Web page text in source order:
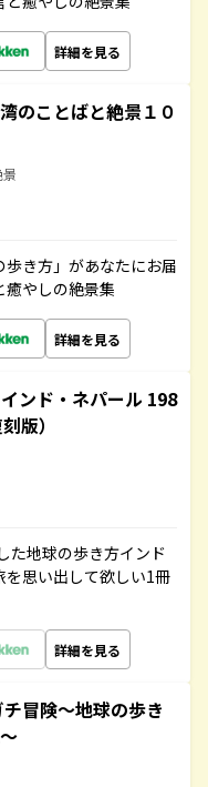
詳細を見る
のことばと絶景１０
き方」があなたにお届
癒やしの絶景集
詳細を見る
ンド・ネパール 198
版）
た地球の歩き方インド
思い出して欲しい1冊
詳細を見る
冒険～地球の歩き